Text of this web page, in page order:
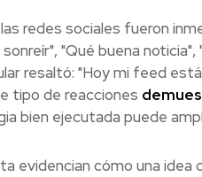
redes sociales fueron
"Qué buena
resaltó: "Hoy mi feed
tipo de reacciones
bien ejecutada puede
evidencian cómo una idea